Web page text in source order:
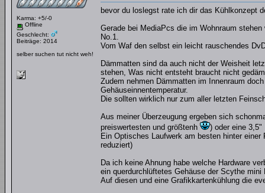
Karma: +5/-0
Offline
Geschlecht:
Beiträge: 2014
selber suchen tut nicht weh!
bevor du loslegst rate ich dir das Kühlkonzept
Gerade bei MediaPcs die im Wohnraum
No.1.
Vom Waf den selbst ein leicht rauschendes
Dämmatten sind da auch nicht der Weisheit
stehen, Was nicht entsteht braucht nicht
Zudem nehmen Dämmatten im Innenraum
Gehäuseinnentemperatur.
Die sollten wirklich nur zum aller letzten
Aus meiner Überzeugung ergeben sich
preiswertesten und größtenh
) oder eine 3,5"
Ein Optisches Laufwerk am besten hinter
reduziert)
Da ich keine Ahnung habe welche Hardware
ein querdurchlüftetes Gehäuse der Scythe mini
Auf diesen und eine Grafikkartenkühlung die